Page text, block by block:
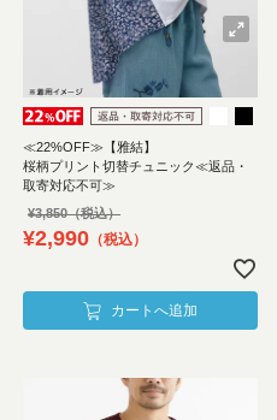
≪22%OFF≫【雅結】
桜柄プリント切替チュニック≪返品・
取寄対応不可≫
¥3,850
¥2,990 税込
カートへ追加